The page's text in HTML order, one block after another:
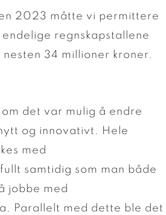
2023 måtte vi permittere
regnskapstallene
34 millioner kroner.
det var mulig å endre
og innovativt. Hele
med
samtidig som man både
jobbe med
Parallelt med dette ble det